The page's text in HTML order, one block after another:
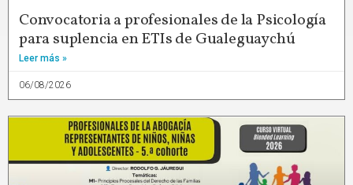
Convocatoria a profesionales de la Psicología
para suplencia en ETIs de Gualeguaychú
Leer más »
06/08/2026